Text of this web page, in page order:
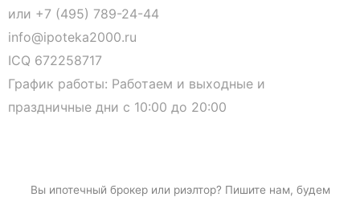
или +7 (495) 789-24-44
info@ipoteka2000.ru
ICQ 672258717
График работы: Работаем и выходные и
праздничные дни с 10:00 до 20:00
Вы ипотечный брокерили риэлтор? Пишите нам, будем